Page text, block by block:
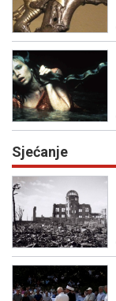
Sjećanje